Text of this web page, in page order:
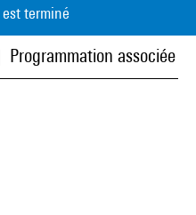
terminé
Programmation associée